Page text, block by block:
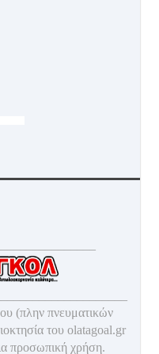
(πλην πνευματικών
του olatagoal.gr
προσωπική χρήση.